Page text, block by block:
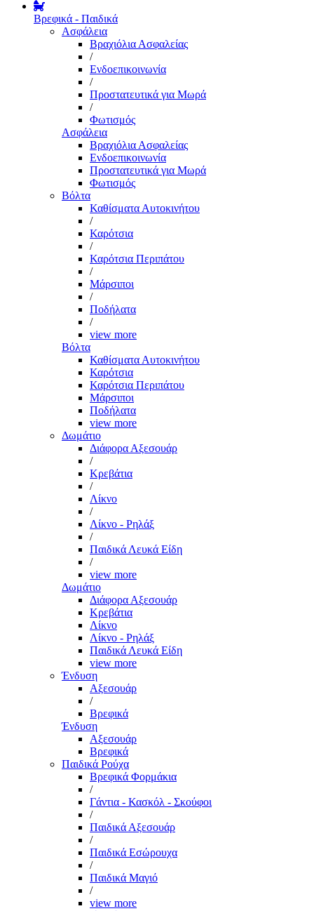
Βρεφικά - Παιδικά
Ασφάλεια
Βραχιόλια Ασφαλείας
/
Ενδοεπικοινωνία
/
Προστατευτικά για Μωρά
/
Φωτισμός
Ασφάλεια
Βραχιόλια Ασφαλείας
Ενδοεπικοινωνία
Προστατευτικά για Μωρά
Φωτισμός
Βόλτα
Καθίσματα Αυτοκινήτου
/
Καρότσια
/
Καρότσια Περιπάτου
/
Μάρσιποι
/
Ποδήλατα
/
view more
Βόλτα
Καθίσματα Αυτοκινήτου
Καρότσια
Καρότσια Περιπάτου
Μάρσιποι
Ποδήλατα
view more
Δωμάτιο
Διάφορα Αξεσουάρ
/
Κρεβάτια
/
Λίκνο
/
Λίκνο - Ρηλάξ
/
Παιδικά Λευκά Είδη
/
view more
Δωμάτιο
Διάφορα Αξεσουάρ
Κρεβάτια
Λίκνο
Λίκνο - Ρηλάξ
Παιδικά Λευκά Είδη
view more
Ένδυση
Αξεσουάρ
/
Βρεφικά
Ένδυση
Αξεσουάρ
Βρεφικά
Παιδικά Ρούχα
Βρεφικά Φορμάκια
/
Γάντια - Κασκόλ - Σκούφοι
/
Παιδικά Αξεσουάρ
/
Παιδικά Εσώρουχα
/
Παιδικά Μαγιό
/
view more